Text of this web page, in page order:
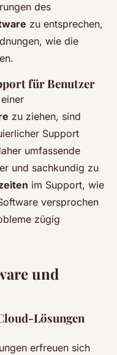
des
zu entsprechen,
wie die
für Benutzer
zu ziehen, sind
Support
umfassende
und sachkundig zu
im Support, wie
versprochen
zügig
und
Lösungen
erfreuen sich